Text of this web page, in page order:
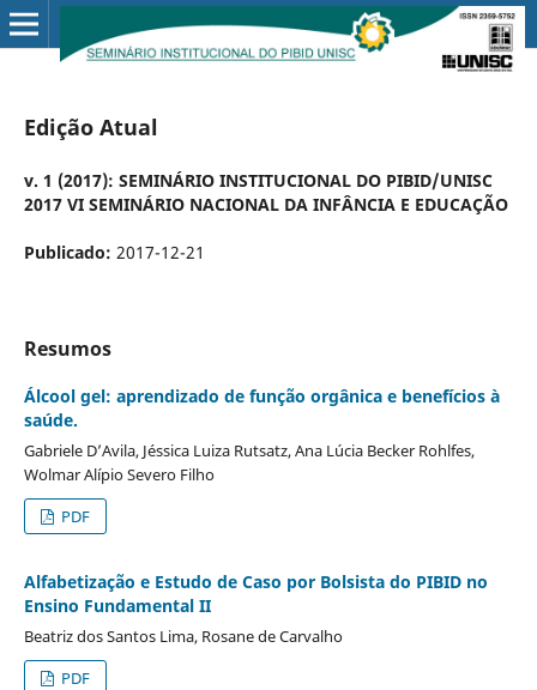
Edição Atual
v. 1 (2017): SEMINÁRIO INSTITUCIONAL DO PIBID/UNISC
2017 VI SEMINÁRIO NACIONAL DA INFÂNCIA E EDUCAÇÃO
Publicado: 2017-12-21
Resumos
Álcool gel: aprendizado de função orgânica e benefícios à
saúde.
Gabriele D’Avila, Jéssica Luiza Rutsatz, Ana Lúcia Becker Rohlfes,
Wolmar Alípio Severo Filho
PDF
Alfabetização e Estudo de Caso por Bolsista do PIBID no
Ensino Fundamental II
Beatriz dos Santos Lima, Rosane de Carvalho
PDF